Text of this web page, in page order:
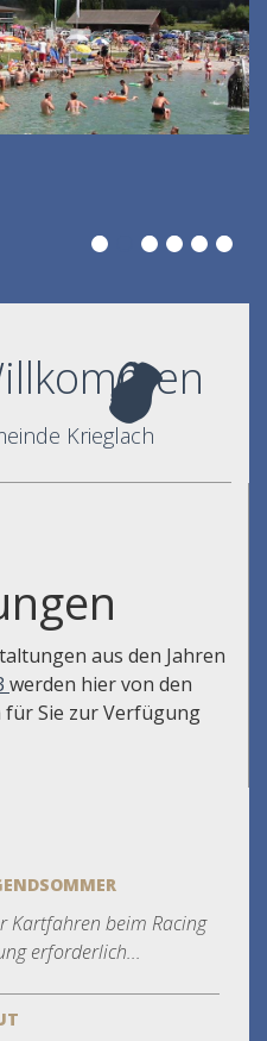
Krieglach
aus den Jahren
werden hier von den
Sie zur Verfügung
Kartfahren beim Racing
erforderlich...